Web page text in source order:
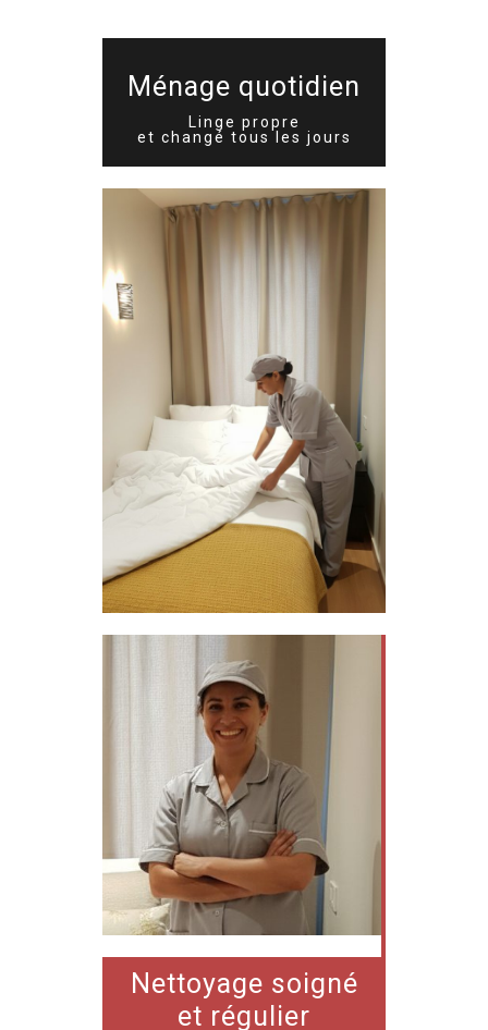
Ménage quotidien
Linge propre
et changé tous les jours
Nettoyage soigné
et régulier